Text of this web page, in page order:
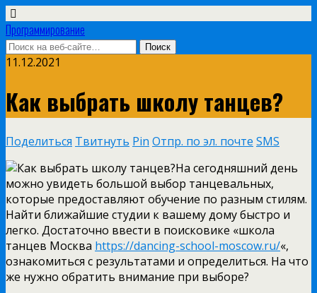
Программирование
11.12.2021
Как выбрать школу танцев?
Поделиться Твитнуть Pin Отпр. по эл. почте SMS
На сегодняшний день
можно увидеть большой выбор танцевальных,
которые предоставляют обучение по разным стилям.
Найти ближайшие студии к вашему дому быстро и
легко. Достаточно ввести в поисковике «школа
танцев Москва https://dancing-school-moscow.ru/«,
ознакомиться с результатами и определиться. На что
же нужно обратить внимание при выборе?